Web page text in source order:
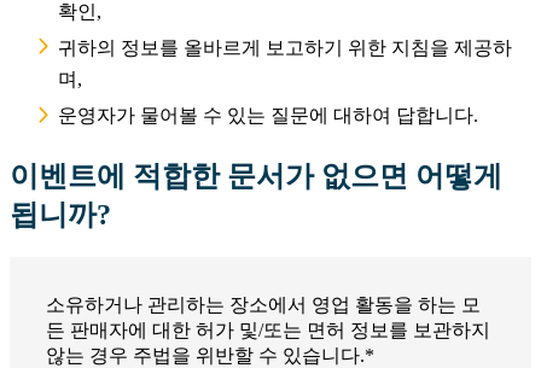
확인,
귀하의 정보를 올바르게 보고하기 위한 지침을 제공하
며,
운영자가 물어볼 수 있는 질문에 대하여 답합니다.
이벤트에 적합한 문서가 없으면 어떻게
됩니까?
소유하거나 관리하는 장소에서 영업 활동을 하는 모
든 판매자에 대한 허가 및/또는 면허 정보를 보관하지
않는 경우 주법을 위반할 수 있습니다.*